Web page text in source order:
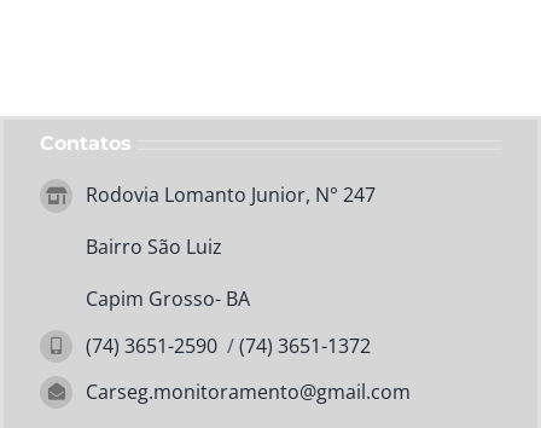
Contatos
Rodovia Lomanto Junior, N° 247
Bairro São Luiz
Capim Grosso- BA
(74) 3651-2590 /(74) 3651-1372
Carseg.monitoramento@gmail.com